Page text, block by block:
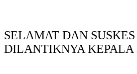
SELAMAT DAN SUSKES
DILANTIKNYA KEPALA